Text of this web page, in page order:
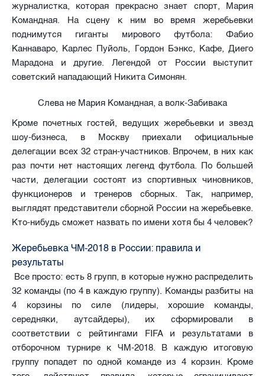
журналистка, которая прекрасно знает спорт, Мария
Командная. На сцену к ним во время жеребьевки
поднимутся гиганты мирового футбола: Фабио
Каннаваро, Карлес Пуйоль, Гордон Бэнкс, Кафе, Диего
Марадона и другие. Легендой от России выступит
советский нападающий Никита Симонян.
Слева не Мария Командная, а волк-Забивака
Кроме почетных гостей, ведущих жеребьевки и звезд
шоу-бизнеса, в Москву приехали официальные
делегации всех 32 стран-участников. Впрочем, в них как
раз почти нет настоящих легенд футбола. По большей
части, делегации состоят из спортивных чиновников,
функционеров и тренеров сборных. Так, например,
выглядят представители сборной России на жеребьевке.
Кто-нибудь сможет назвать по имени хотя бы 4 человек?
Жеребьевка ЧМ-2018 в России: правила и
результаты
Все просто: есть 8 групп, в которые нужно распределить
32 команды (по 4 в каждую группу). Команды разбиты на
4 корзины по силе (лидеры, хорошие команды,
середняки, аутсайдеры), их сформировали в
соответствии с рейтингами FIFA и результатами в
отборочном турнире к ЧМ-2018. В каждую итоговую
группу попадет по одной команде из 4 корзин. Кроме